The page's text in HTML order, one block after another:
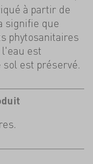
à partir de
signifie que
phytosanitaires
est
est préservé.